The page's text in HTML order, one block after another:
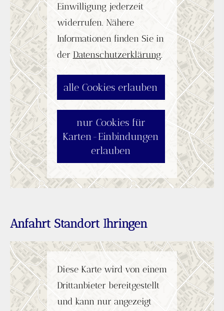
Einwilligung jederzeit
widerrufen. Nähere
Informationen finden Sie in
der Datenschutzerklärung.
alle Cookies erlauben
nur Cookies für
Karten-Einbindungen
erlauben
Anfahrt Standort Ihringen
Diese Karte wird von einem
Drittanbieter bereitgestellt
und kann nur angezeigt